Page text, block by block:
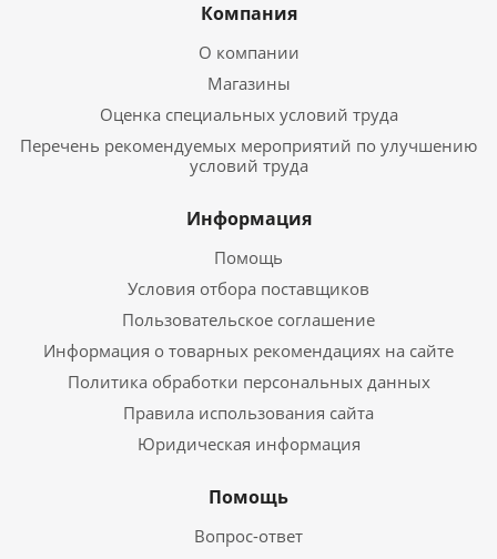
Компания
О компании
Магазины
Оценка специальных условий труда
Перечень рекомендуемых мероприятий по улучшению
условий труда
Информация
Помощь
Условия отбора поставщиков
Пользовательское соглашение
Информация о товарных рекомендациях на сайте
Политика обработки персональных данных
Правила использования сайта
Юридическая информация
Помощь
Вопрос-ответ